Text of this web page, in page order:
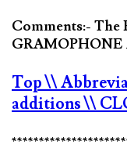
Comments:- The
GRAMOPHONE
Top\\
additions\\